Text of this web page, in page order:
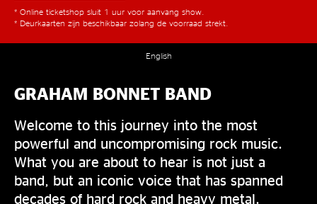
* Online ticketshop sluit 1 uur voor aanvang show.
* Deurkaarten zijn beschikbaar zolang de voorraad strekt.
English
GRAHAM BONNET BAND
Welcome to this journey into the most
powerful and uncompromising rock music.
What you are about to hear is not just a
band, but an iconic voice that has spanned
decades of hard rock and heavy metal.